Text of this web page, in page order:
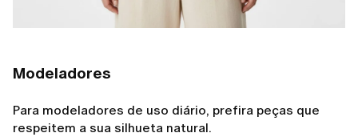
Modeladores
Para modeladores de uso diário, prefira peças que
respeitem a sua silhueta natural.